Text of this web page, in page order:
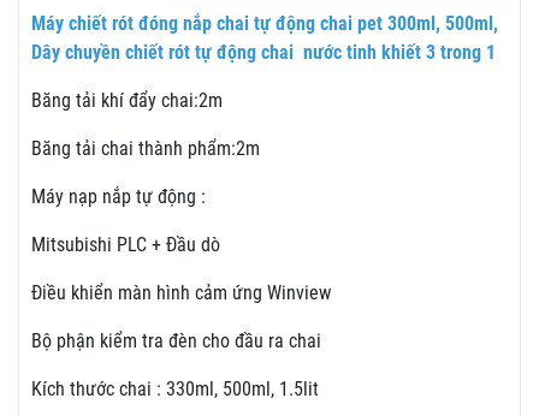
Máy chiết rót đóng nắp chai tự động chai pet 300ml, 500ml,
Dây chuyền chiết rót tự động chai nước tinh khiết 3 trong 1
Băng tải khí đẩy chai:2m
Băng tải chai thành phẩm:2m
Máy nạp nắp tự động :
Mitsubishi PLC + Đầu dò
Điều khiển màn hình cảm ứng Winview
Bộ phận kiểm tra đèn cho đầu ra chai
Kích thước chai : 330ml, 500ml, 1.5lit